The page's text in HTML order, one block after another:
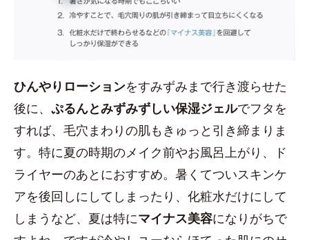
ひんやりローションをすみずみまで行き渡らせた
後に、 ぷるんとみずみずしい保湿ジェルでフタを
すれば、毛穴まわりの肌もきゅっと引き締まりま
す。特に夏の時期のメイク前やお風呂上がり、ド
ライヤーのあとにおすすめ。暑くてついスキンケ
アを後回しにしてしまったり、化粧水だけにして
しまうなど、夏は特にマイナス美容になりがちで